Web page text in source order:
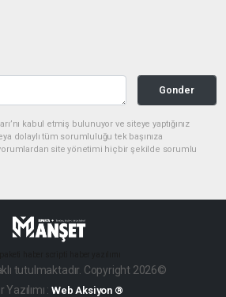
Gonder
kabul etmiş bulunuyor ve siteye yaptığınız
dolaylı tüm sorumluluğu tek başınıza
site yönetimi hiçbir şekilde sorumlu
tutulmaktadır. Copyright 2026©
Yazılımı :Web Aksiyon ®